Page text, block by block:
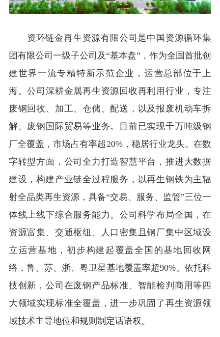
资环链金再生资源有限公司是中国资源循环集
团有限公司一级子公司及“基本盘”，作为全国首批创
建世界一流专精特新示范企业，运营总部位于上
海。公司深耕金属再生资源回收再利用行业，专注
废钢回收、加工、仓储、配送，以及报废机动车拆
解、废钢国际贸易等业务。目前已实现千万吨级钢
厂全覆盖，市场占有率超20%，稳居行业龙头。在数
字转型方面，公司全力打造智慧平台，推进大数据
建设，构建产业链全过程服务，以再生钢铁为主辐
射全品类再生资源，具备“交易、服务、监管”三位一
体线上线下综合服务能力。公司科学布局全国，在
资源富集、交通枢纽、人口密集且钢厂集中区域设
立运营基地，初步构建起覆盖全国的基地回收网
络，鲁、苏、浙、粤卫星基地覆盖率超90%。依托科
技创新，公司在废钢产品标准、智能检判商用等四
大领域实现标准全覆盖，进一步巩固了再生资源领
域技术主导地位和规则制定话语权。